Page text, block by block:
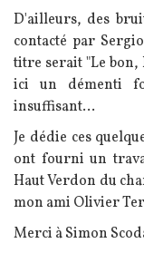
D'ailleurs, des
contacté par
titre serait "Le bon,
ici un démenti
insuffisant...
Je dédie ces
ont fourni un
Haut Verdon du
mon ami Olivier
Merci à Simon